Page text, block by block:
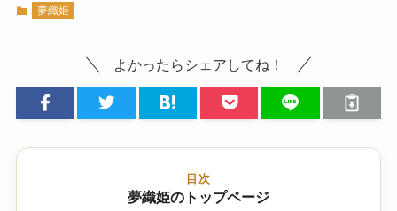
夢織姫
よかったらシェアしてね！
目次
夢織姫のトップページ